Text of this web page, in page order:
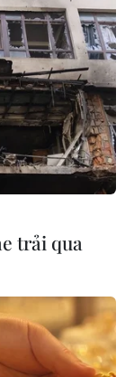
trải qua